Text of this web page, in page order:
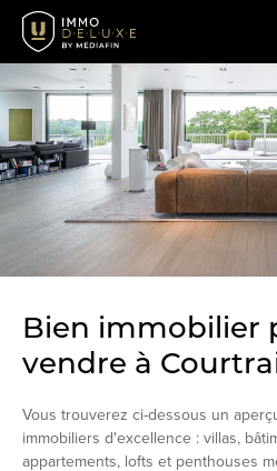
Bien immobilier
vendre à
Vous trouverez ci-dessous un
immobiliers d'excellence : villas,
appartements, lofts et penthouses